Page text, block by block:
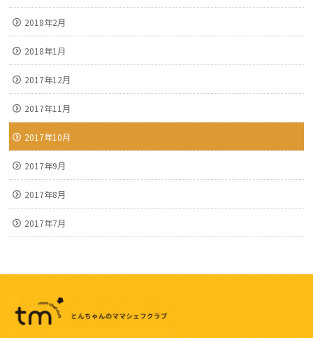
2018年2月
2018年1月
2017年12月
2017年11月
2017年10月
2017年9月
2017年8月
2017年7月